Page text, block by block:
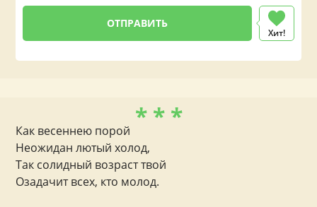
Хит!
* * *
Как весеннею порой
Неожидан лютый холод,
Так солидный возраст твой
Озадачит всех, кто молод.